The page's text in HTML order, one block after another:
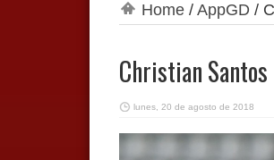
Home/ AppGD /
Christian
lunes, 20 de agosto de 2018